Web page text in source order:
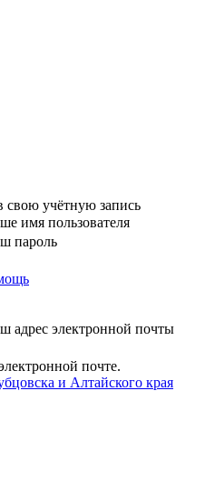
свою учётную запись
имя пользователя
пароль
адрес электронной почты
почте.
и Алтайского края